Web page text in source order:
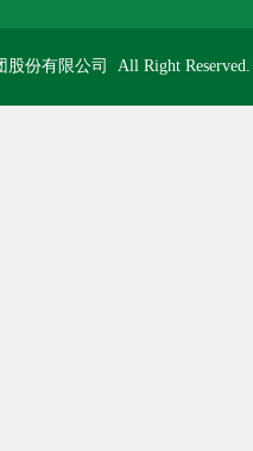
股份有限公司 All Right